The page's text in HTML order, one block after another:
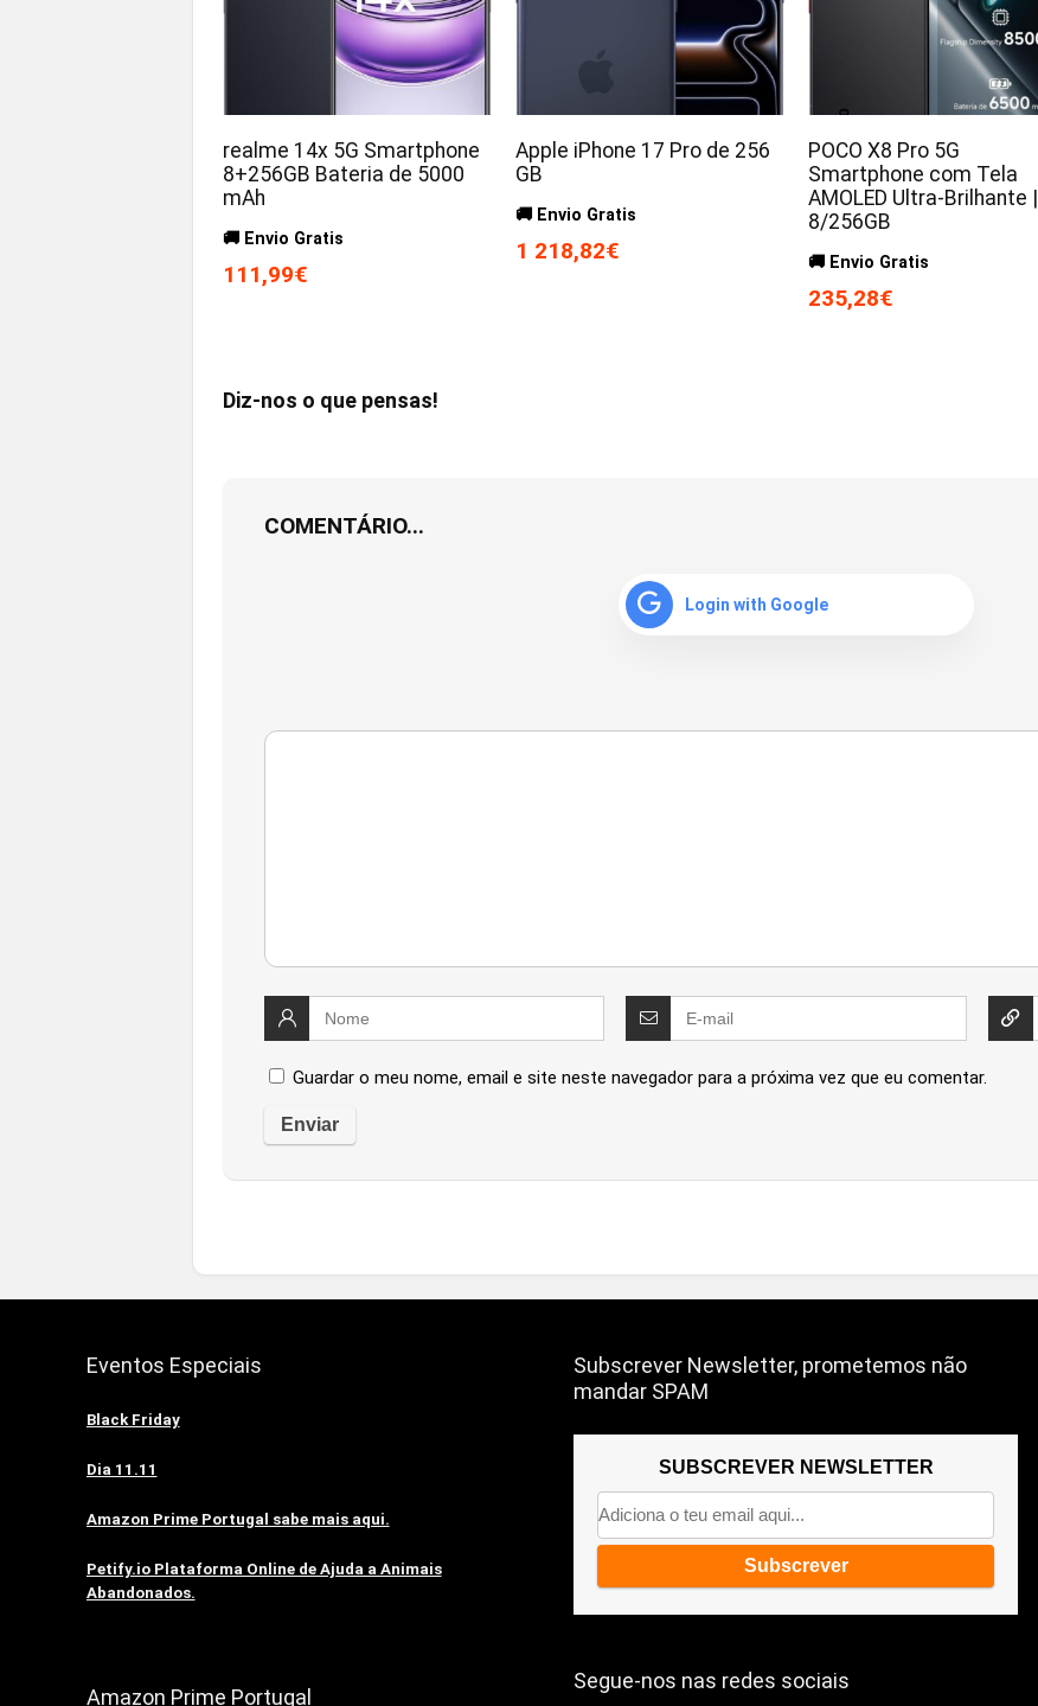
realme 14x 5G Smartphone
8+256GB Bateria de 5000
mAh
🚚 Envio Gratis
111,99€
Apple iPhone 17 Pro de 256
GB
🚚 Envio Gratis
1 218,82€
POCO X8 Pro 5G
Smartphone com Tela
AMOLED Ultra-Brilhante |
8/256GB
🚚 Envio Gratis
235,28€
Diz-nos o que pensas!
COMENTÁRIO...
Login with Google
Guardar o meu nome, email e site neste navegador para a próxima vez que eu comentar.
Eventos Especiais
Black Friday
Dia 11.11
Amazon Prime Portugal sabe mais aqui.
Petify.io Plataforma Online de Ajuda a Animais
Abandonados.
Amazon Prime Portugal
Subscrever Newsletter, prometemos não
mandar SPAM
SUBSCREVER NEWSLETTER
Segue-nos nas redes sociais